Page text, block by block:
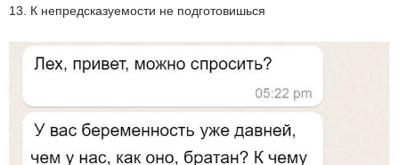
13. К непредсказуемости не подготовишься